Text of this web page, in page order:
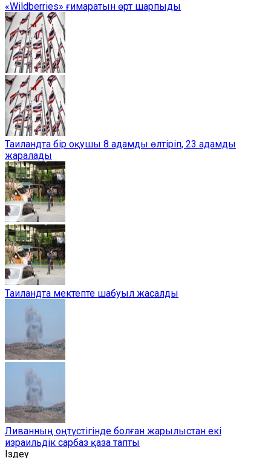
«Wildberries» ғимаратын өрт шарпыды
Таиландта бір оқушы 8 адамды өлтіріп, 23 адамды
жаралады
Таиландта мектепте шабуыл жасалды
Ливанның оңтүстігінде болған жарылыстан екі
израильдік сарбаз қаза тапты
Іздеу